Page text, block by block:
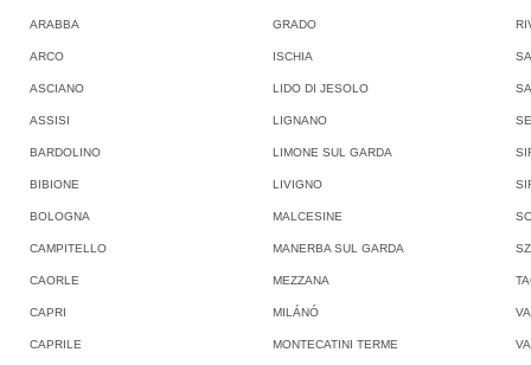
ARABBA
ARCO
ASCIANO
ASSISI
BARDOLINO
BIBIONE
BOLOGNA
CAMPITELLO
CAORLE
CAPRI
CAPRILE
GRADO
ISCHIA
LIDO DI JESOLO
LIGNANO
LIMONE SUL GARDA
LIVIGNO
MALCESINE
MANERBA SUL GARDA
MEZZANA
MILÁNÓ
MONTECATINI TERME